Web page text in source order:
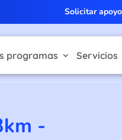
Solicitar apoyo
programas Servicios
-